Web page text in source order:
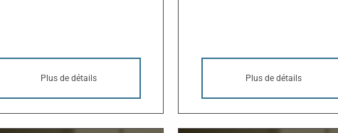
Plus de détails Plus de détails